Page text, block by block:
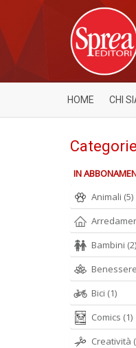
HOME CHI
Categorie
IN
Animali (5)
Bambini (2)
Benessere
Bici (1)
Comics (1)
Creatività